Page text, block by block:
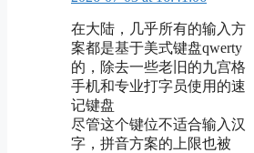
在大陆，几乎所有的输入方
案都是基于美式键盘qwerty
的，除去一些老旧的九宫格
手机和专业打字员使用的速
记键盘
尽管这个键位不适合输入汉
字，拼音方案的上限也被